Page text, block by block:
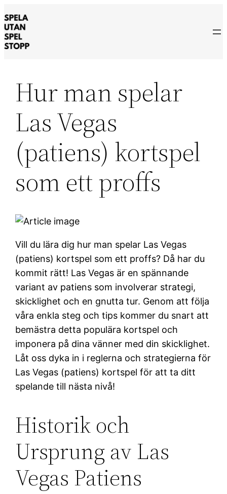
till
innehåll
Hur man spelar
Las Vegas
(patiens) kortspel
som ett proffs
Vill du lära dig hur man spelar Las Vegas
(patiens) kortspel som ett proffs? Då har du
kommit rätt! Las Vegas är en spännande
variant av patiens som involverar strategi,
skicklighet och en gnutta tur. Genom att följa
våra enkla steg och tips kommer du snart att
bemästra detta populära kortspel och
imponera på dina vänner med din skicklighet.
Låt oss dyka in i reglerna och strategierna för
Las Vegas (patiens) kortspel för att ta ditt
spelande till nästa nivå!
Historik och
Ursprung av Las
Vegas Patiens